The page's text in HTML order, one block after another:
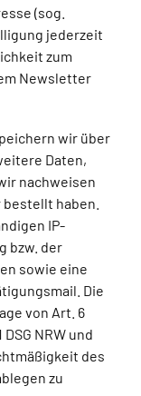
(sog.
jederzeit
zum
Newsletter
wir über
Daten,
nachweisen
haben.
IP-
bzw. der
sowie eine
Die
von Art. 6
DSG NRW und
des
zu